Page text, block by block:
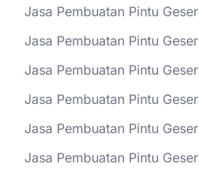
Jasa Pembuatan Pintu
Jasa Pembuatan Pintu
Jasa Pembuatan Pintu
Jasa Pembuatan Pintu
Jasa Pembuatan Pintu
Jasa Pembuatan Pintu